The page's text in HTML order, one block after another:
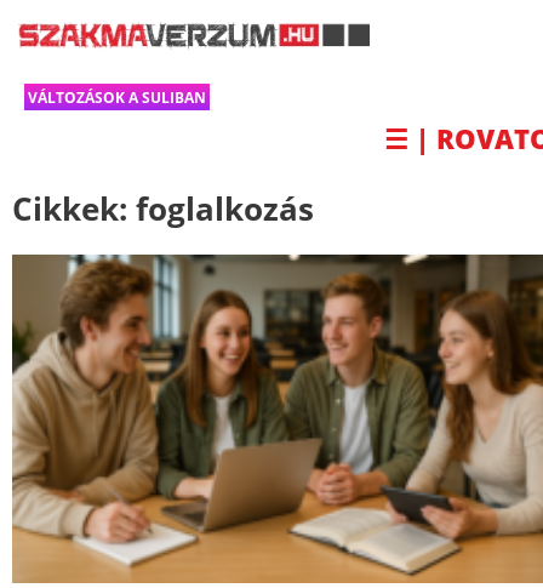
VÁLTOZÁSOK A SULIBAN
☰ |
Cikkek: foglalkozás